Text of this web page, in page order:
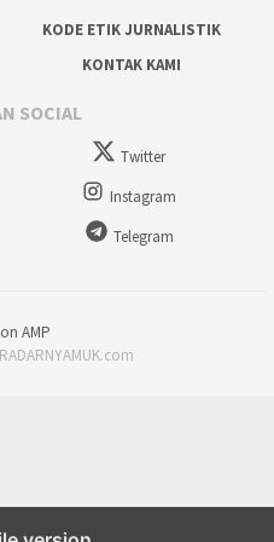
KODE ETIK JURNALISTIK
KONTAK KAMI
SOCIAL
Twitter
Instagram
Telegram
AMP